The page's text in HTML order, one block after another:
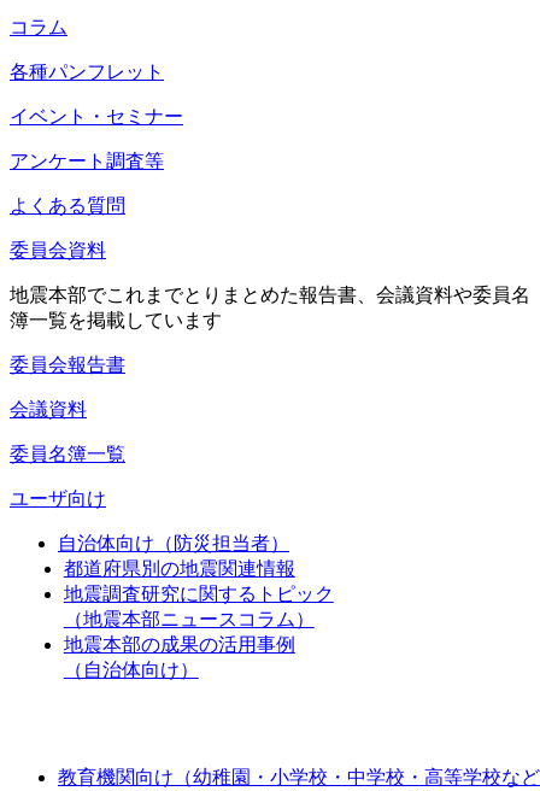
コラム
各種パンフレット
イベント・セミナー
アンケート調査等
よくある質問
委員会資料
地震本部でこれまでとりまとめた報告書、会議資料や委員名
簿一覧を掲載しています
委員会報告書
会議資料
委員名簿一覧
ユーザ向け
自治体向け（防災担当者）
都道府県別の地震関連情報
地震調査研究に関するトピック
（地震本部ニュースコラム）
地震本部の成果の活用事例
（自治体向け）
教育機関向け（幼稚園・小学校・中学校・高等学校な